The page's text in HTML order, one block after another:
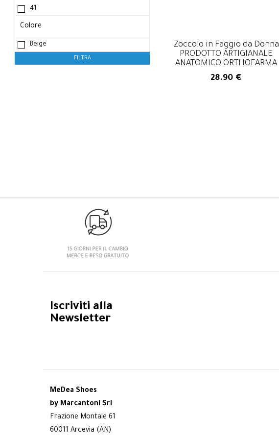
41
Colore
Beige
Zoccolo in Faggio da Donna
PRODOTTO ARTIGIANALE
ANATOMICO ORTHOFARMA
28.90 €
PRODOTTO ARTIGIANALE
ANATOMICO ORTHOFARMA
28.90 €
Iscriviti alla
Newsletter
MeDea Shoes
by Marcantoni Srl
Frazione Montale 61
60011 Arcevia (AN)